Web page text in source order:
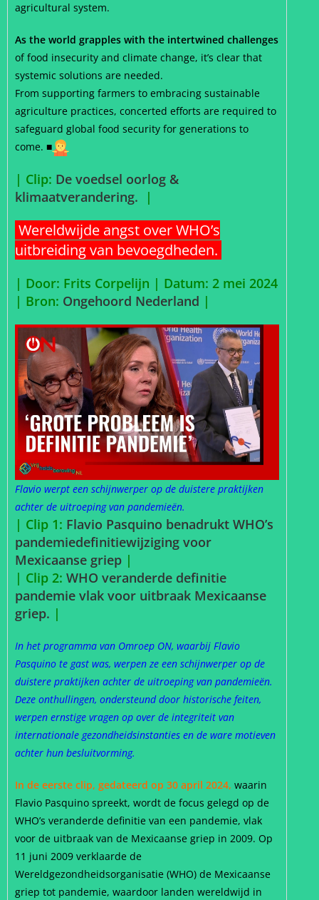
agricultural system.
As the world grapples with the intertwined challenges
of food insecurity and climate change, it’s clear that
systemic solutions are needed.
From supporting farmers to embracing sustainable
agriculture practices, concerted efforts are required to
safeguard global food security for generations to
come. ■
| Clip: De voedsel oorlog &
klimaatverandering.
|
Wereldwijde angst over WHO’s
uitbreiding van bevoegdheden.
| Door: Frits Corpelijn | Datum: 2 mei 2024
| Bron: Ongehoord Nederland |
Flavio werpt een schijnwerper op de duistere praktijken
achter de uitroeping van pandemieën.
| Clip 1: Flavio Pasquino benadrukt WHO’s
pandemiedefinitiewijziging voor
Mexicaanse griep |
| Clip 2: WHO veranderde definitie
pandemie vlak voor uitbraak Mexicaanse
griep. |
In het programma van Omroep ON, waarbij Flavio
Pasquino te gast was, werpen ze een schijnwerper op de
duistere praktijken achter de uitroeping van pandemieën.
Deze onthullingen, ondersteund door historische feiten,
werpen ernstige vragen op over de integriteit van
internationale gezondheidsinstanties en de ware motieven
achter hun besluitvorming.
In de eerste clip, gedateerd op 30 april 2024, waarin
Flavio Pasquino spreekt, wordt de focus gelegd op de
WHO’s veranderde definitie van een pandemie, vlak
voor de uitbraak van de Mexicaanse griep in 2009. Op
11 juni 2009 verklaarde de
Wereldgezondheidsorganisatie (WHO) de Mexicaanse
griep tot pandemie, waardoor landen wereldwijd in